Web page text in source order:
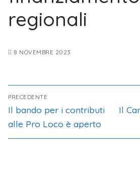
regionali
8 NOVEMBRE 2023
PRECEDENTE
Il bando per i contributi
alle Pro Loco è aperto
Il